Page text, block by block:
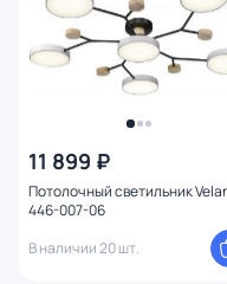
11 899 ₽
Потолочный светильник
446-007-06
В наличии 20 шт.